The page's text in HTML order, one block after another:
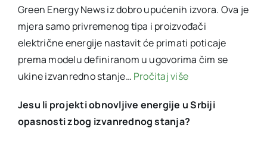
Green Energy News iz dobro upućenih izvora. Ova je
mjera samo privremenog tipa i proizvođači
električne energije nastavit će primati poticaje
prema modelu definiranom u ugovorima čim se
ukine izvanredno stanje… Pročitaj više
Jesu li projekti obnovljive energije u Srbiji
opasnosti zbog izvanrednog stanja?